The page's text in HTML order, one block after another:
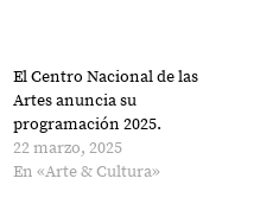
El Centro Nacional de las
Artes anuncia su
programación 2025.
22 marzo, 2025
En «Arte & Cultura»